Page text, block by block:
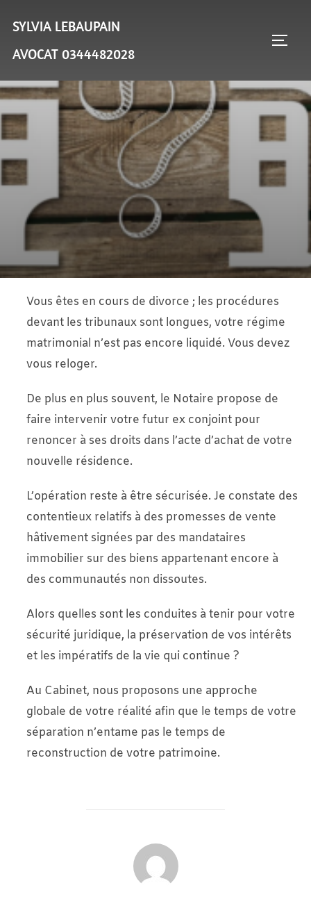
contenu
SYLVIA LEBAUPAIN
AVOCAT 0344482028
Vous êtes en cours de divorce ; les procédures
devant les tribunaux sont longues, votre régime
matrimonial n’est pas encore liquidé. Vous devez
vous reloger.
De plus en plus souvent, le Notaire propose de
faire intervenir votre futur ex conjoint pour
renoncer à ses droits dans l’acte d’achat de votre
nouvelle résidence.
L’opération reste à être sécurisée. Je constate des
contentieux relatifs à des promesses de vente
hâtivement signées par des mandataires
immobilier sur des biens appartenant encore à
des communautés non dissoutes.
Alors quelles sont les conduites à tenir pour votre
sécurité juridique, la préservation de vos intérêts
et les impératifs de la vie qui continue ?
Au Cabinet, nous proposons une approche
globale de votre réalité afin que le temps de votre
séparation n’entame pas le temps de
reconstruction de votre patrimoine.
AUTEUR DE LA PUBLICATION